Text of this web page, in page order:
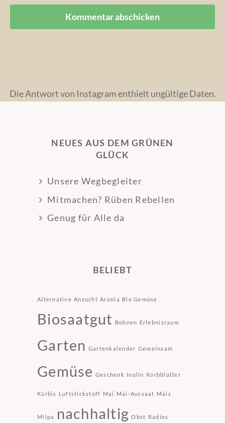
Die Antwort von Instagram enthielt ungültige Daten.
NEUES AUS DEM GRÜNEN
GLÜCK
Unsere Wegbegleiter
Mitmachen? Rüben Rebellen
Genug für Alle da
BELIEBT
Alternative Anzucht Aronia Bio Gemüse
Biosaatgut Bohnen Erlebnisraum
Garten Gartenkalender Gemeinsam
Gemüse Geschenk Inulin Korbblütler
Kürbis Luftstickstoff Mai Mai-Aussaat Mais
Milpa nachhaltig Obst Radies